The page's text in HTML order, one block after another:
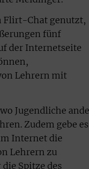
Flirt-Chat genutzt,
fünf
der Internetseite
Lehrern mit
Jugendliche
Zudem gebe es
Internet die
Lehrern zu
Spitze des